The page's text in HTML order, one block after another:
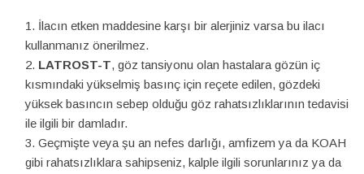
İlacın etken maddesine karşı bir alerjiniz varsa bu ilacı
kullanmanız önerilmez.
LATROST-T, göz tansiyonu olan hastalara gözün iç
kısmındaki yükselmiş basınç için reçete edilen, gözdeki
yüksek basıncın sebep olduğu göz rahatsızlıklarının tedavisi
ile ilgili bir damladır.
Geçmişte veya şu an nefes darlığı, amfizem ya da KOAH
gibi rahatsızlıklara sahipseniz, kalple ilgili sorunlarınız ya da